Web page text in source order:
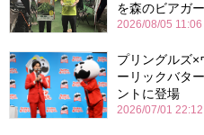
を森のビアガ
2026/08/05 11:06
プリングルズ
ーリックバタ
ントに登場
2026/07/01 22:12